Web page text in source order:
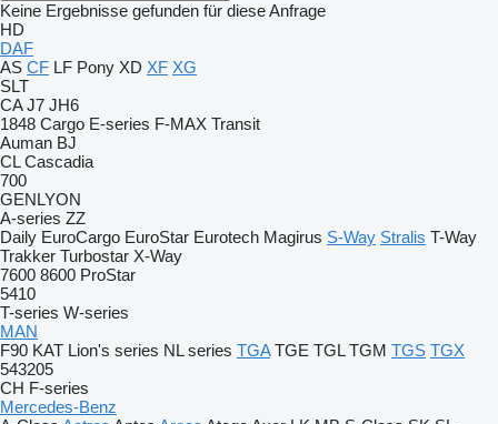
Keine Ergebnisse gefunden für diese Anfrage
HD
DAF
AS CF LF Pony XD XF XG
SLT
CA J7 JH6
1848 Cargo E-series F-MAX Transit
Auman BJ
CL Cascadia
700
GENLYON
A-series ZZ
Daily EuroCargo EuroStar Eurotech Magirus S-Way Stralis T-Way
Trakker Turbostar X-Way
7600 8600 ProStar
5410
T-series W-series
MAN
F90 KAT Lion's series NL series TGA TGE TGL TGM TGS TGX
543205
CH F-series
Mercedes-Benz